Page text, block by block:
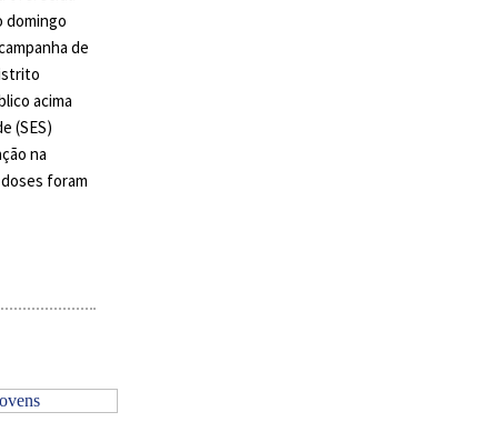
domingo
de
acima
(SES)
na
foram